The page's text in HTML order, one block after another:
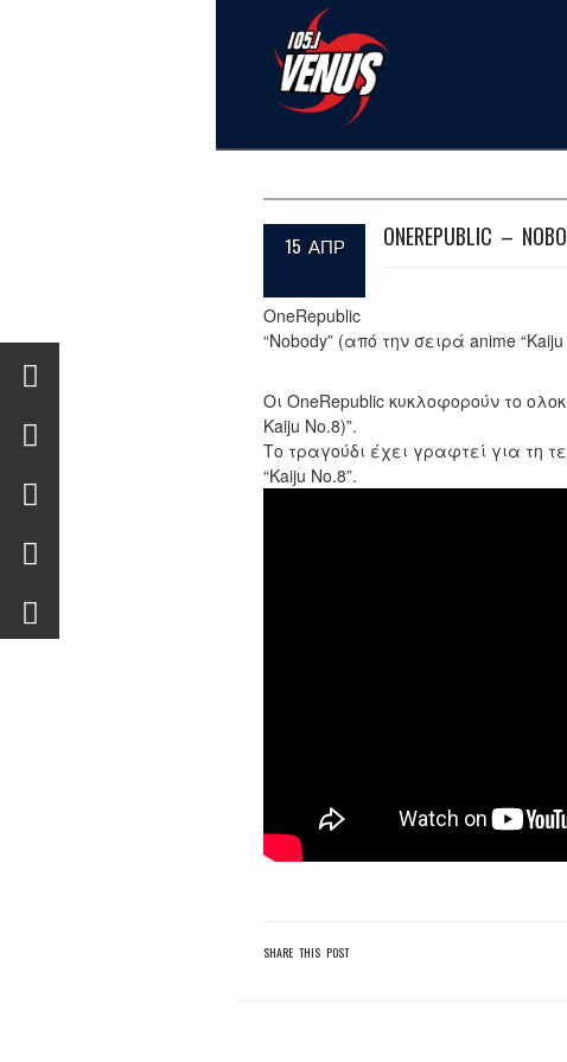
15 ΑΠΡ ONEREPUBLIC –
OneRepublic
“Nobody” (από την σειρά anime
Οι OneRepublic κυκλοφορούν το
Kaiju No.8)”.
Το τραγούδι έχει γραφτεί για τη
“Kaiju No.8”.
SHARE THIS POST